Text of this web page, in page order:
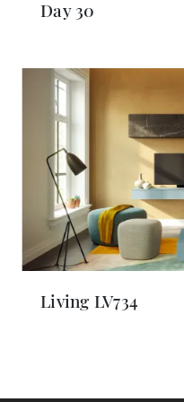
Day 30
Living LV734